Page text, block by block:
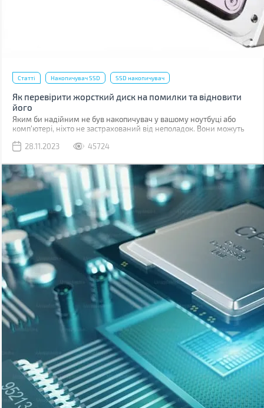
Статті Накопичувач SSD SSD накопичувач
Як перевірити жорсткий диск на помилки та відновити
його
Яким би надійним не був накопичувач у вашому ноутбуці або
комп'ютері, ніхто не застрахований від неполадок. Вони можуть
ушкодженнями комірок пам'яті.
28.11.2023 45724